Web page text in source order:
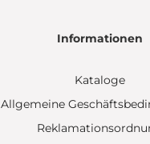
Informationen
Kataloge
Allgemeine